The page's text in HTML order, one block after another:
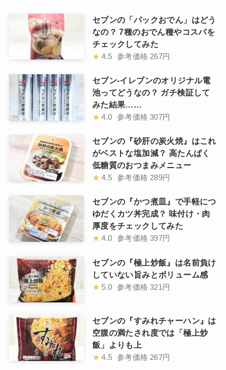
セブンの「パックおでん」はどう
なの？ 7種のおでん種やコスパを
チェックしてみた
★ 4.5 参考価格 267円
セブン-イレブンのオリジナル電
池ってどうなの？ ガチ検証して
みた結果……
★ 4.0 参考価格 307円
セブンの『砂肝の炭火焼』はこれ
がベストな塩加減？ 高たんぱく
低糖質のおつまみメニュー
★ 4.5 参考価格 289円
セブンの『かつ煮皿』で手軽につ
ゆだくカツ丼完成？ 味付け・肉
厚度をチェックしてみた
★ 4.0 参考価格 397円
セブンの『極上炒飯』は名前負け
していない旨みとボリューム感
★ 5.0 参考価格 321円
セブンの『すみれチャーハン』は
空腹の満たされ度では「極上炒
飯」よりも上
★ 4.5 参考価格 267円